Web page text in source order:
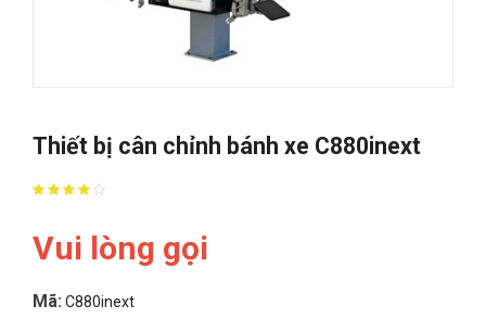
Thiết bị cân chỉnh bánh xe C880inext
Vui lòng gọi
Mã: C880inext